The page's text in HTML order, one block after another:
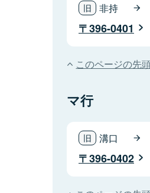
非持
396-0401
このページの先
マ行
溝口
396-0402